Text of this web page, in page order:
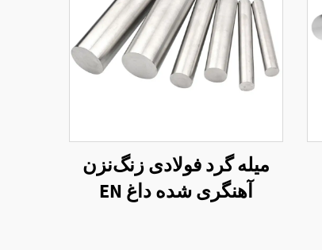
میله گرد فولادی زنگ‌نزن
آهنگری شده داغ EN